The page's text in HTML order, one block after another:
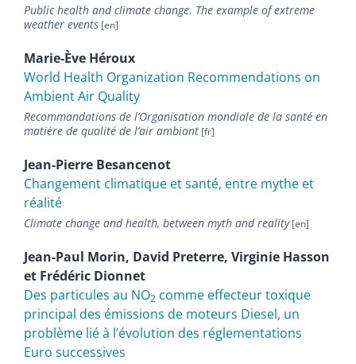
Public health and climate change. The example of extreme
weather events
Marie-Ève Héroux
World Health Organization Recommendations on
Ambient Air Quality
Recommandations de l’Organisation mondiale de la santé en
matière de qualité de l’air ambiant
Jean-Pierre Besancenot
Changement climatique et santé, entre mythe et
réalité
Climate change and health, between myth and reality
Jean-Paul Morin, David Preterre, Virginie Hasson
et Frédéric Dionnet
Des particules au NO2 comme effecteur toxique
principal des émissions de moteurs Diesel, un
problème lié à lʼévolution des réglementations
Euro successives